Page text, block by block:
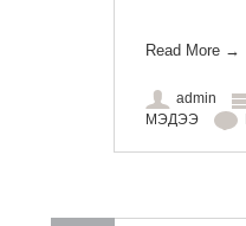
Read More →
admin
МЭДЭЭ